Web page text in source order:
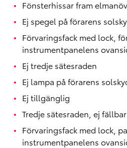
Fönsterhissar fram
Ej spegel på förarens
Förvaringsfack med lock,
instrumentpanelens
Ej tredje sätesraden
Ej lampa på förarens
Ej tillgänglig
Tredje sätesraden, ej fällbar
Förvaringsfack med lock,
instrumentpanelens